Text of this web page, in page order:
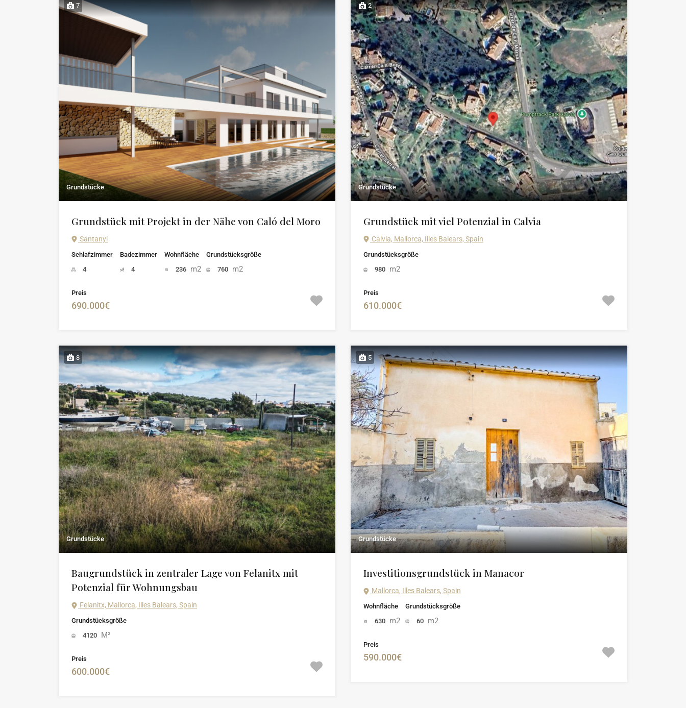
7
Grundstücke
Grundstück mit Projekt in der Nähe von Caló del Moro
Santanyi
Schlafzimmer
4
Badezimmer
4
Wohnfläche
236 m2
Grundstücksgröße
760 m2
Preis
690.000€
2
Grundstücke
Grundstück mit viel Potenzial in Calvia
Calvia, Mallorca, Illes Balears, Spain
Grundstücksgröße
980 m2
Preis
610.000€
8
Grundstücke
Baugrundstück in zentraler Lage von Felanitx mit
Potenzial für Wohnungsbau
Felanitx, Mallorca, Illes Balears, Spain
Grundstücksgröße
4120 M²
Preis
600.000€
5
Grundstücke
Investitionsgrundstück in Manacor
Mallorca, Illes Balears, Spain
Wohnfläche
630 m2
Grundstücksgröße
60 m2
Preis
590.000€